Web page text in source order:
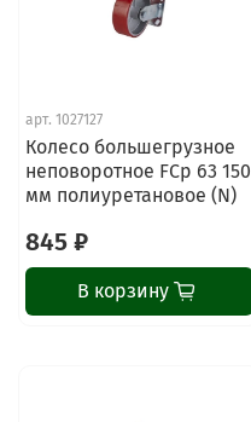
арт. 1027127
Колесо большегрузное
неповоротное FCp 63 150
мм полиуретановое (N)
845 ₽
В корзину